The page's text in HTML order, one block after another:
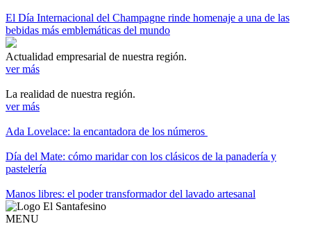
El Día Internacional del Champagne rinde homenaje a una de las
bebidas más emblemáticas del mundo
Actualidad empresarial de nuestra región.
ver más
La realidad de nuestra región.
ver más
Ada Lovelace: la encantadora de los números
Día del Mate: cómo maridar con los clásicos de la panadería y
pastelería
Manos libres: el poder transformador del lavado artesanal
MENU